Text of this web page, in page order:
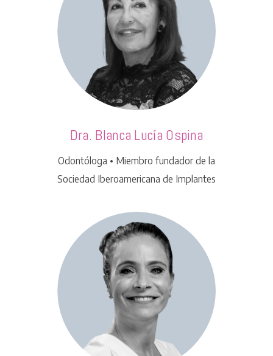
Dra. Blanca Lucía Ospina
Odontóloga • Miembro fundador de la
Sociedad Iberoamericana de Implantes